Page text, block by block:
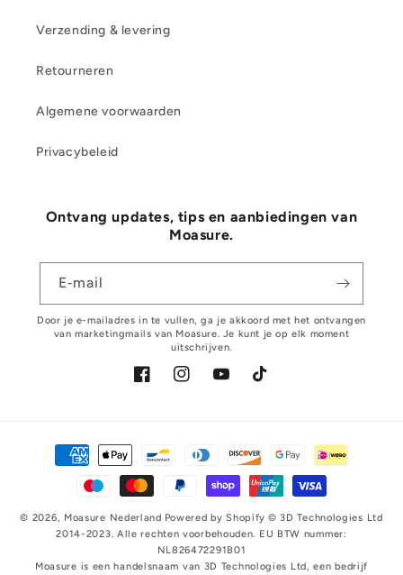
Verzending & levering
Retourneren
Algemene voorwaarden
Privacybeleid
Ontvang updates, tips en aanbiedingen van
Moasure.
E‑mail
Door je e-mailadres in te vullen, ga je akkoord met het ontvangen
van marketingmails van Moasure. Je kunt je op elk moment
uitschrijven.
FacebookInstagramYouTubeTikTok
Betaalmethoden
© 2026, Moasure Nederland Powered by Shopify ©️ 3D Technologies Ltd
2014-2023. Alle rechten voorbehouden. EU BTW nummer:
NL826472291B01
Moasure is een handelsnaam van 3D Technologies Ltd, een bedrijf